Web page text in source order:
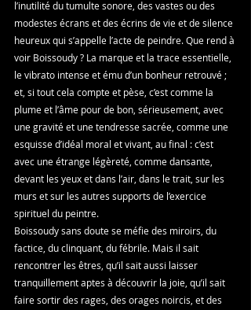
l’inutilité du tumulte sonore, des vastes ou des
modestes écrans et des écrins de vie et de silence
heureux qui s’appelle l’acte de peindre. Que rend à
voir Boissoudy ? La marque et la trace essentielle,
le vibrato intense et ému d’un bonheur retrouvé ;
et, si tout cela compte et pèse, c’est comme la
plume et l’âme pour de bon, sérieusement, avec
une gravité et une tendresse sacrée, comme une
esquisse d’idéal moral et vivant, au final : c’est
avec une étrange légèreté, comme dansante,
devant les yeux et dans l’air, dans le trait, sur les
murs et sur les autres supports de l’exercice
spirituel du peintre.
Boissoudy sans doute se méfie des miroirs, du
factice, du clinquant, du fébrile. Mais il sait
rencontrer les êtres, qu’il sait aussi laisser
tranquillement aptes à découvrir la joie, qu’il sait
faire sortir des rages, des orages noircis, et des